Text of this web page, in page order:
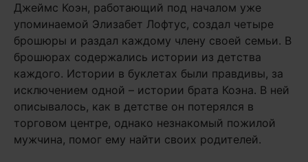
Джеймс Коэн, работающий под началом уже
упоминаемой Элизабет Лофтус, создал четыре
брошюры и раздал каждому члену своей семьи. В
брошюрах содержались истории из детства
каждого. Истории в буклетах были правдивы, за
исключением одной – истории брата Коэна. В ней
описывалось, как в детстве он потерялся в
торговом центре, однако незнакомый пожилой
мужчина, помог ему найти своих родителей.